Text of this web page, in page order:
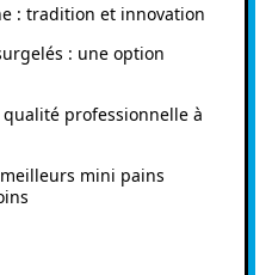
: tradition et innovation
: une option
qualité professionnelle à
mini pains